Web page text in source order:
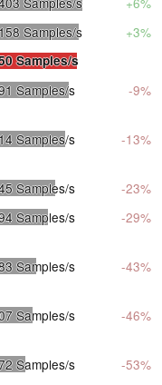
Samples/s +3%
Samples/s
Samples/s -9%
Samples/s -13%
Samples/s
-23%
Samples/s -29%
Samples/s -43%
Samples/s -46%
Samples/s -53%